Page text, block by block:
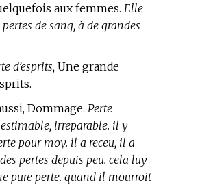
aux femmes. Elle
de sang, à de grandes
d’esprits,Une grande
Dommage. Perte
irreparable. il y
pour moy. il a receu, il a
pertes depuis peu. cela luy
pure perte. quand il mourroit